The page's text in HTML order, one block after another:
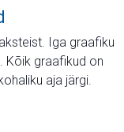
Iga graafiku
Kõik graafikud on
aja järgi.